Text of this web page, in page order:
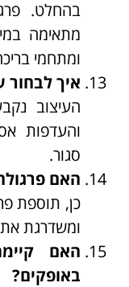
מתאימה
ומתחמי
איך לבחור
העיצוב
והעדפות
סגור.
האם
כן, תוספת
ומשדרגת
האם
באופקים?